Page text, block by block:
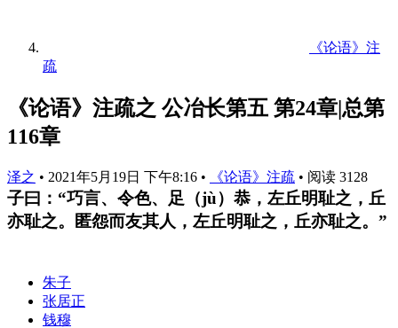
《论语》注
疏
《论语》注疏之 公冶长第五 第24章|总第
116章
泽之 • 2021年5月19日 下午8:16 • 《论语》注疏 • 阅读 3128
子曰：“巧言、令色、足（jù）恭，左丘明耻之，丘
亦耻之。匿怨而友其人，左丘明耻之，丘亦耻之。”
朱子
张居正
钱穆